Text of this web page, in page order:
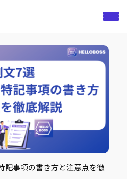
グ
記事項の書き方と注意点を徹